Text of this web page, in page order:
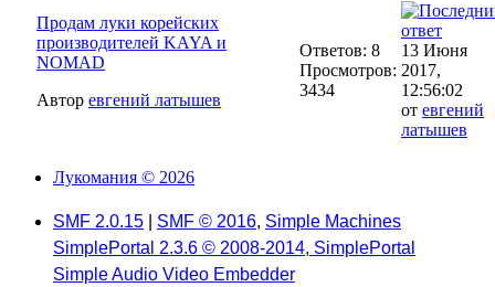
Продам луки корейских
производителей KAYA и
NOMAD
Автор евгений латышев
Ответов: 8
Просмотров:
3434
13 Июня
2017,
12:56:02
от евгений
латышев
Лукомания © 2026
SMF 2.0.15 SMF © 2016, Simple Machines
SimplePortal 2.3.6 © 2008-2014, SimplePortal
Simple Audio Video Embedder